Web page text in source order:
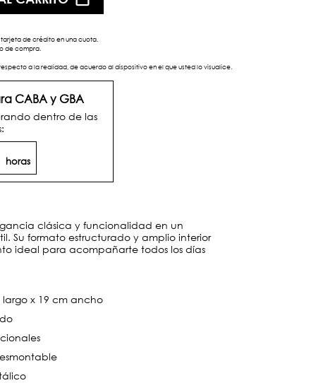
de crédito en una cuota.
de compra.
a la realidad, de acuerdo al dispositivo en el que usted lo visualice.
CABA y GBA
dentro de las
horas
clásica y funcionalidad en un
Su formato estructurado y amplio interior
ideal para acompañarte todos los días
x 19 cm ancho